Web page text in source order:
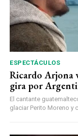
ESPECTÁCULOS
Ricardo Arjona
gira por
El cantante
glaciar Perito Moreno y